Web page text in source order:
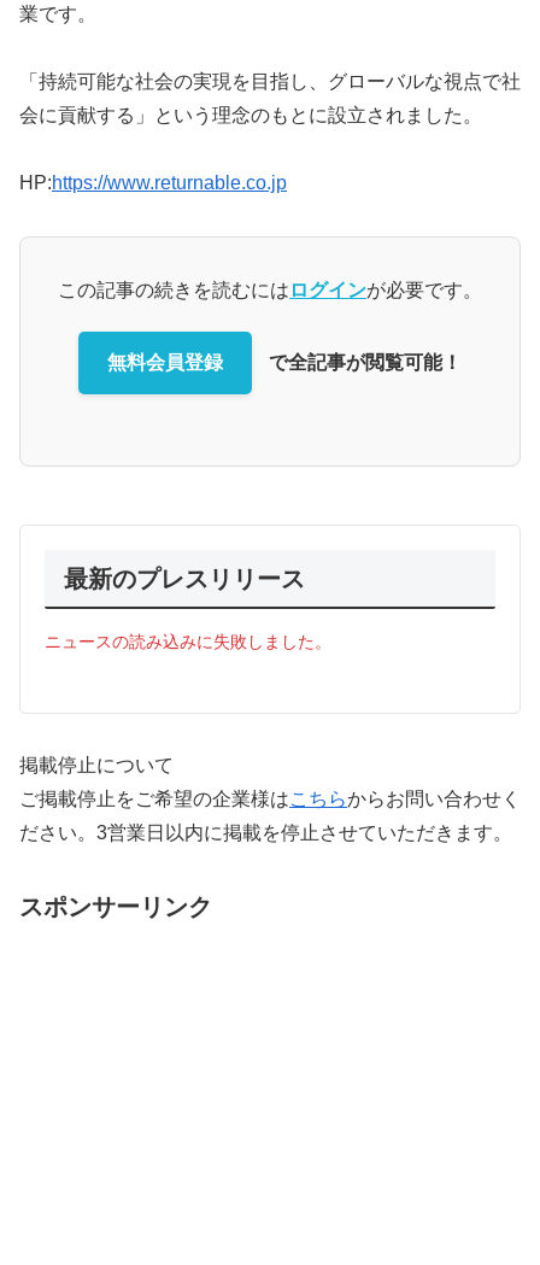
業です。
「持続可能な社会の実現を目指し、グローバルな視点で社
会に貢献する」という理念のもとに設立されました。
HP:https://www.returnable.co.jp
この記事の続きを読むには ログインが必要です。
無料会員登録 で全記事が閲覧可能！
最新のプレスリリース
ニュースの読み込みに失敗しました。
掲載停止について
ご掲載停止をご希望の企業様はこちらからお問い合わせく
ださい。3営業日以内に掲載を停止させていただきます。
スポンサーリンク